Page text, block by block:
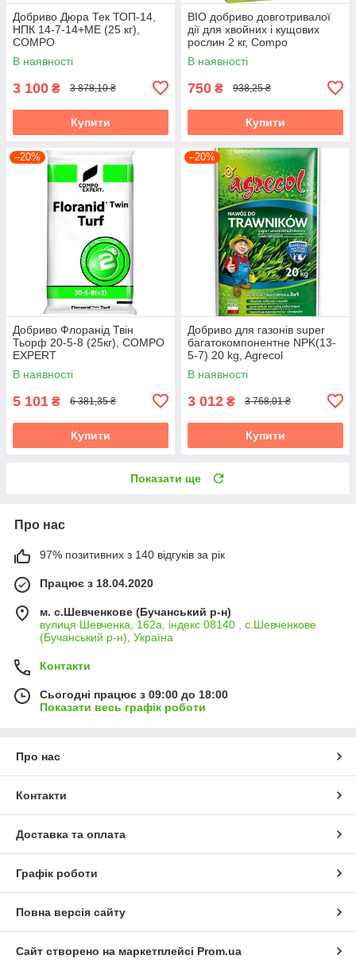
Добриво Дюра Тек ТОП-14,
НПК 14-7-14+МЕ (25 кг),
COMPO
В наявності
3 100 ₴ 3 878,10 ₴
Купити
BIO добриво довготривалої
дії для хвойних і кущових
рослин 2 кг, Compo
В наявності
750 ₴ 938,25 ₴
Купити
–20%
Добриво Флоранід Твін
Тьорф 20-5-8 (25кг), COMPO
EXPERT
В наявності
5 101 ₴ 6 381,35 ₴
Купити
–20%
Добриво для газонів super
багатокомпонентне NPK(13-
5-7) 20 kg, Agrecol
В наявності
3 012 ₴ 3 768,01 ₴
Купити
Показати ще
Про нас
97% позитивних з 140 відгуків за рік
Працює з 18.04.2020
м. с.Шевченкове (Бучанський р-н)
вулиця Шевченка, 162а, індекс 08140 , с.Шевченкове
(Бучанський р-н), Україна
Контакти
Сьогодні працює з 09:00 до 18:00
Показати весь графік роботи
Про нас
Контакти
Доставка та оплата
Графік роботи
Повна версія сайту
Сайт створено на маркетплейсі Prom.ua